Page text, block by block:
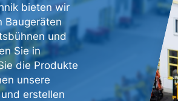
bieten wir
Baugeräten
und
Sie in
die Produkte
unsere
erstellen